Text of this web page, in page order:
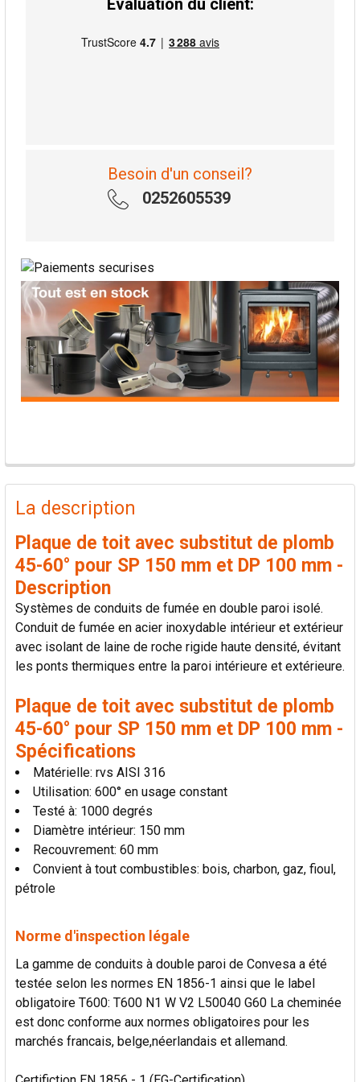
Besoin d'un conseil?
0252605539
PRODUITS
FRÉQUEMMENT
ACHETÉS
TOUT
SÉLECTIONNER
AJOUTER
LA
SÉLECTION
AU PANIER
La description
Plaque de toit avec substitut de plomb
45-60° pour SP 150 mm et DP 100 mm -
Description
Systèmes de conduits de fumée en double paroi isolé.
Conduit de fumée en acier inoxydable intérieur et extérieur
avec isolant de laine de roche rigide haute densité, évitant
les ponts thermiques entre la paroi intérieure et extérieure.
Plaque de toit avec substitut de plomb
45-60° pour SP 150 mm et DP 100 mm -
Spécifications
Matérielle: rvs AISI 316
Utilisation: 600° en usage constant
Testé à: 1000 degrés
Diamètre intérieur: 150 mm
Recouvrement: 60 mm
Convient à tout combustibles: bois, charbon, gaz, fioul,
pétrole
Norme d'inspection légale
La gamme de conduits à double paroi de Convesa a été
testée selon les normes EN 1856-1 ainsi que le label
obligatoire T600: T600 N1 W V2 L50040 G60 La cheminée
est donc conforme aux normes obligatoires pour les
marchés francais, belge,néerlandais et allemand.